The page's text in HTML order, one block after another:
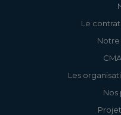
Sourcils et
du regard
technique
Le
Les
Nos